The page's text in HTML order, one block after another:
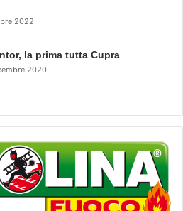
2022
la prima tutta Cupra
2020